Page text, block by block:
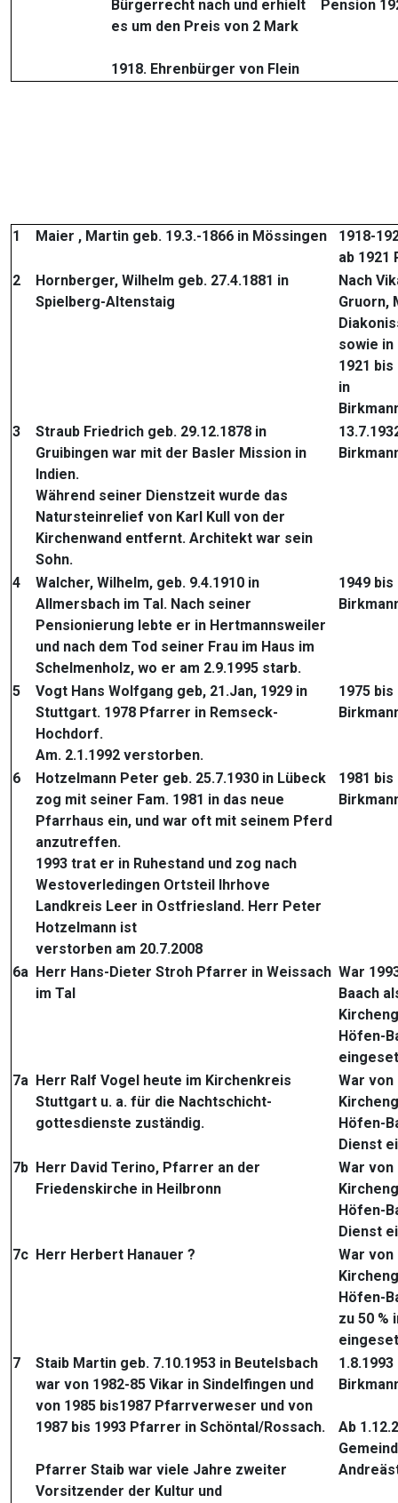
Bürgerrecht nach und erhielt
es um den Preis von 2 Mark
1918. Ehrenbürger von Flein
Pension
1 Maier , Martin geb. 19.3.-1866 in Mössingen
1918-
ab 1921
2
Hornberger, Wilhelm geb. 27.4.1881 in
Spielberg-Altenstaig
Nach
Gruorn,
sowie
1921
in
3
Straub Friedrich geb. 29.12.1878 in
Gruibingen war mit der Basler Mission in
Indien.
Während seiner Dienstzeit wurde das
Natursteinrelief von Karl Kull von der
Kirchenwand entfernt. Architekt war sein
Sohn.
4
Walcher, Wilhelm, geb. 9.4.1910 in
Allmersbach im Tal. Nach seiner
Pensionierung lebte er in Hertmannsweiler
und nach dem Tod seiner Frau im Haus im
Schelmenholz, wo er am 2.9.1995 starb.
1949
5
Vogt Hans Wolfgang geb, 21.Jan, 1929 in
Stuttgart. 1978 Pfarrer in Remseck-
Hochdorf.
Am. 2.1.1992 verstorben.
1975
6
Hotzelmann Peter geb. 25.7.1930 in Lübeck
zog mit seiner Fam. 1981 in das neue
Pfarrhaus ein, und war oft mit seinem Pferd
anzutreffen.
1993 trat er in Ruhestand und zog nach
Westoverledingen Ortsteil Ihrhove
Landkreis Leer in Ostfriesland. Herr Peter
Hotzelmann ist
verstorben am 20.7.2008
1981
6a Herr Hans-Dieter Stroh Pfarrer in Weissach
im Tal
War
Baach
Höfen-
7a Herr Ralf Vogel heute im Kirchenkreis
Stuttgart u. a. für die Nachtschicht-
gottesdienste zuständig.
War von
Höfen-
Dienst
7b Herr David Terino, Pfarrer an der
Friedenskirche in Heilbronn
War von
Höfen-
Dienst
7c Herr Herbert Hanauer ?
War von
Höfen-
zu 50 %
7
Staib Martin geb. 7.10.1953 in Beutelsbach
war von 1982-85 Vikar in Sindelfingen und
von 1985 bis1987 Pfarrverweser und von
1987 bis 1993 Pfarrer in Schöntal/Rossach.
Pfarrer Staib war viele Jahre zweiter
Vorsitzender der Kultur und
Ab